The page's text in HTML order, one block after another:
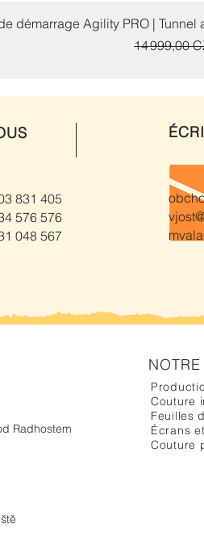
démarrage Agility PRO |
Prix original
14 999,00
831 405
576 576
048 567
Radhostem
Couture
Feuilles
Écrans
Couture